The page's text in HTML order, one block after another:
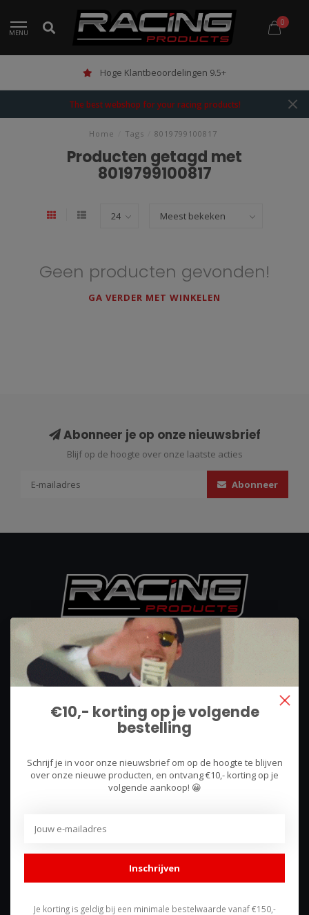
MENU
0
Hoge Klantbeoordelingen 9.5+
The best webshop for your racing products!
Home Tags 8019799100817
Producten getagd met
8019799100817
Geen producten gevonden!
GA VERDER MET WINKELEN
Abonneer je op onze nieuwsbrief
Blijf op de hoogte over onze laatste acties
Abonneer
We use what we sell, that's the difference!
Hullerpad 13Q
Lunteren, Nederland
085 744 4602
shop@racing-products.com
Reviews
€10,- korting op je volgende
bestelling
Schrijf je in voor onze nieuwsbrief om op de hoogte te blijven
over onze nieuwe producten, en ontvang €10,- korting op je
volgende aankoop! 😀
Inschrijven
Je korting is geldig bij een minimale bestelwaarde vanaf €150,-